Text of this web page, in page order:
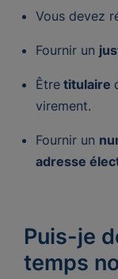
Vous devez
Fournir un
Être titulaire
virement.
Fournir un
adresse
Puis-je
temps